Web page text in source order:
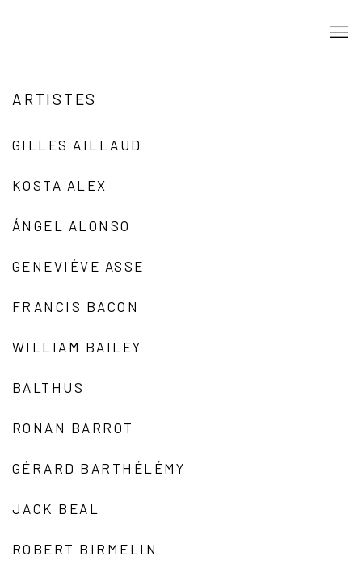
ARTISTES
GILLES AILLAUD
KOSTA ALEX
ÁNGEL ALONSO
GENEVIÈVE ASSE
FRANCIS BACON
WILLIAM BAILEY
BALTHUS
RONAN BARROT
GÉRARD BARTHÉLÉMY
JACK BEAL
ROBERT BIRMELIN